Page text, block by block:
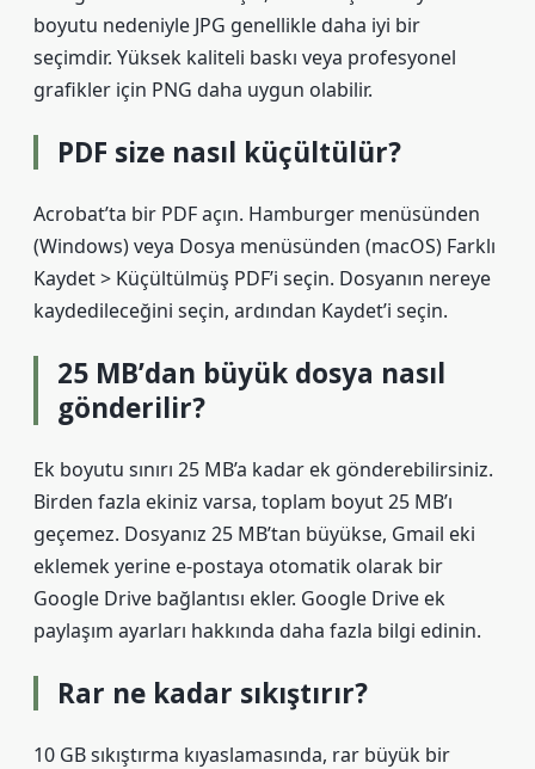
boyutu nedeniyle JPG genellikle daha iyi bir
seçimdir. Yüksek kaliteli baskı veya profesyonel
grafikler için PNG daha uygun olabilir.
PDF size nasıl küçültülür?
Acrobat’ta bir PDF açın. Hamburger menüsünden
(Windows) veya Dosya menüsünden (macOS) Farklı
Kaydet > Küçültülmüş PDF’i seçin. Dosyanın nereye
kaydedileceğini seçin, ardından Kaydet’i seçin.
25 MB’dan büyük dosya nasıl
gönderilir?
Ek boyutu sınırı 25 MB’a kadar ek gönderebilirsiniz.
Birden fazla ekiniz varsa, toplam boyut 25 MB’ı
geçemez. Dosyanız 25 MB’tan büyükse, Gmail eki
eklemek yerine e-postaya otomatik olarak bir
Google Drive bağlantısı ekler. Google Drive ek
paylaşım ayarları hakkında daha fazla bilgi edinin.
Rar ne kadar sıkıştırır?
10 GB sıkıştırma kıyaslamasında, rar büyük bir